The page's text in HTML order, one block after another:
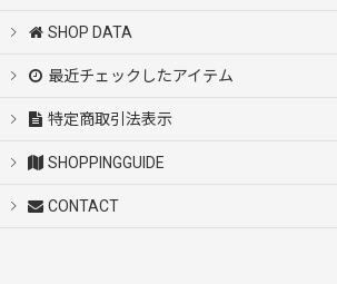
SHOP DATA
最近チェックしたアイテム
特定商取引法表示
SHOPPINGGUIDE
CONTACT